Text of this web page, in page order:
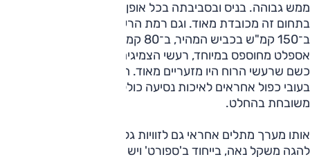
בתחום זה מכובדת מאוד. וגם רמת הרעש; בין אם מדובר היה
ב־150 קמ"ש בכביש המהיר, ב־80 קמ"ש בכביש משני עם
אספלט מחוספס במיוחד, רעשי הצמיגים לא נשמעו בפנים, ממש
כשם שרעשי הרוח היו מזעריים מאוד. הרבה חומרי בידוד, שמשות
בעובי כפול אחראים לאיכות נסיעה כוללת שהייתה, לפחות שם,
משובחת בהחלט.
אותו מערך מתלים אחראי גם לזוויות גלגול מצומצמות מאוד.
להגה משקל נאה, בייחוד ב'ספורט' ויש לו מעט שטח מת ומעבר